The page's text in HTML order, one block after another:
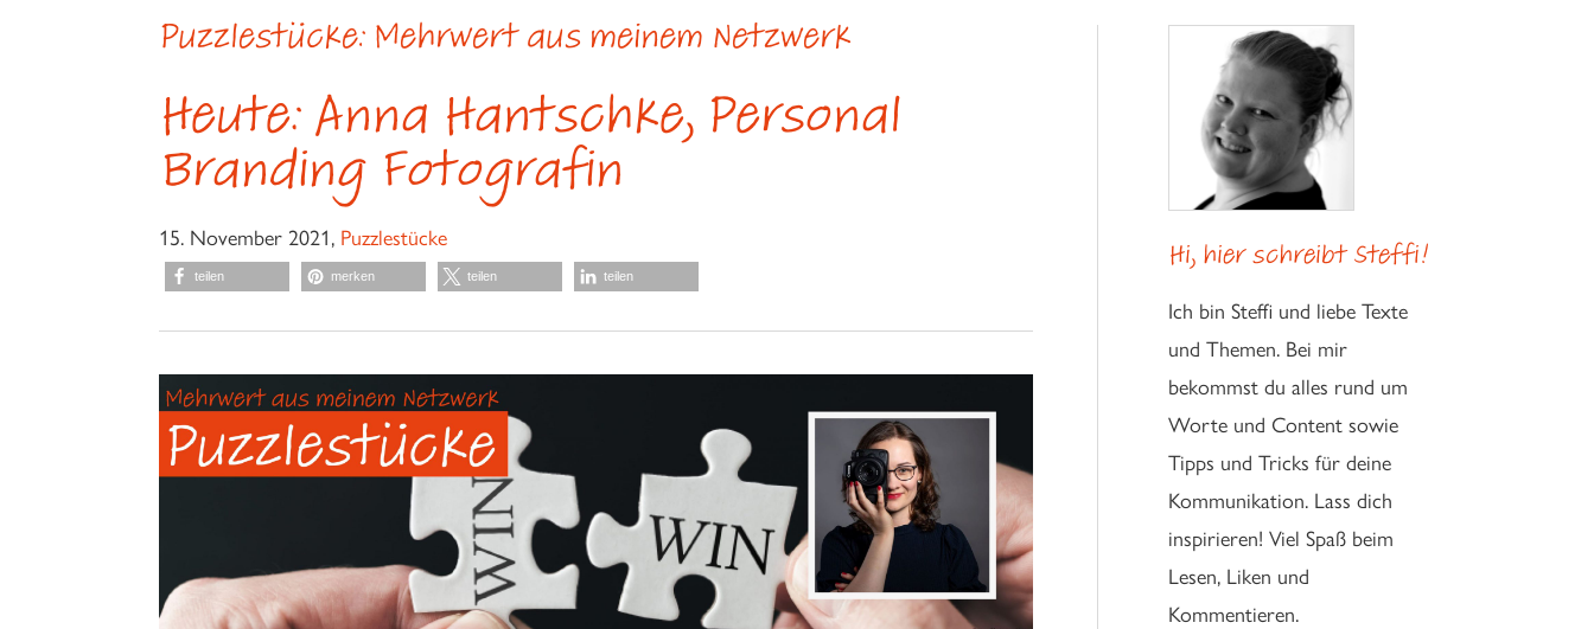
Puzzlestücke: Mehrwert aus meinem Netzwerk
Heute: Anna Hantschke, Personal
Branding Fotografin
15. November 2021, Puzzlestücke
teilen merken teilen teilen Hi, hier schreibt Steffi!
Ich bin Steffi und liebe Texte
und Themen. Bei mir
bekommst du alles rund um
Worte und Content sowie
Tipps und Tricks für deine
Kommunikation. Lass dich
inspirieren! Viel Spaß beim
Lesen, Liken und
Kommentieren.